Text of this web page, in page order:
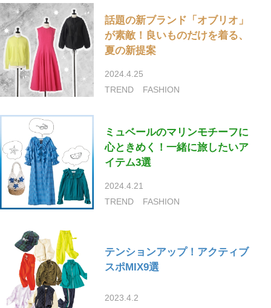
話題の新ブランド「オブリオ」
が素敵！良いものだけを着る、
夏の新提案
2024.4.25
TREND
FASHION
ミュベールのマリンモチーフに
心ときめく！一緒に旅したいア
イテム3選
2024.4.21
TREND
FASHION
テンションアップ！アクティブ
スポMIX9選
2023.4.2